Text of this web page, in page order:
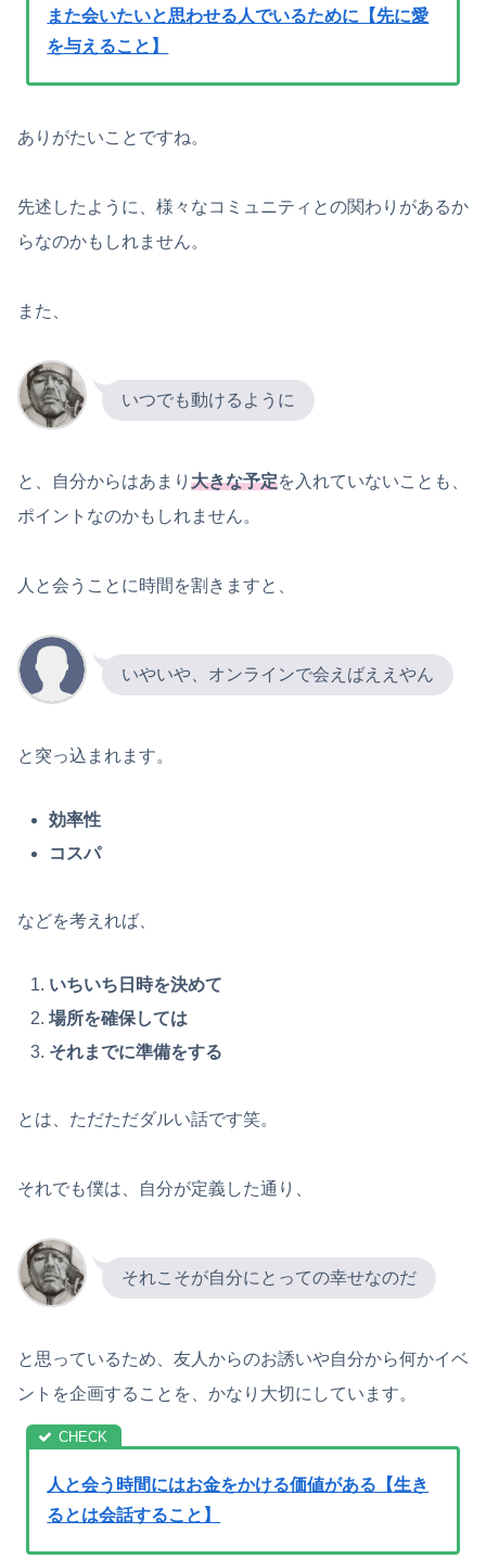
また会いたいと思わせる人でいるために【先に愛
を与えること】
ありがたいことですね。
先述したように、様々なコミュニティとの関わりがあるか
らなのかもしれません。
また、
いつでも動けるように
と、自分からはあまり 大きな予定を入れていないことも、
ポイントなのかもしれません。
人と会うことに時間を割きますと、
いやいや、オンラインで会えばええやん
と突っ込まれます。
効率性
コスパ
などを考えれば、
いちいち日時を決めて
場所を確保しては
それまでに準備をする
とは、ただただダルい話です笑。
それでも僕は、自分が定義した通り、
それこそが自分にとっての幸せなのだ
と思っているため、友人からのお誘いや自分から何かイベ
ントを企画することを、かなり大切にしています。
人と会う時間にはお金をかける価値がある【生き
るとは会話すること】